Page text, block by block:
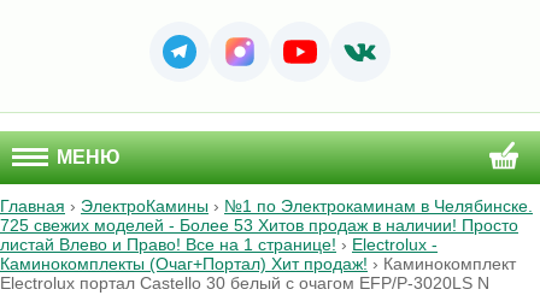
МЕНЮ
Главная › ЭлектроКамины › №1 по Электрокаминам в Челябинске.
725 свежих моделей - Более 53 Хитов продаж в наличии! Просто
листай Влево и Право! Все на 1 странице! › Electrolux -
Каминокомплекты (Очаг+Портал) Хит продаж! › Каминокомплект
Electrolux портал Castello 30 белый с очагом EFP/P-3020LS N